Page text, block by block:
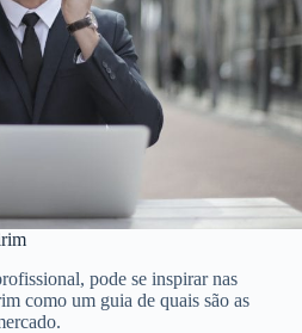
pode se inspirar nas
como um guia de quais são as